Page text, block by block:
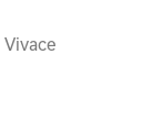
Vivace